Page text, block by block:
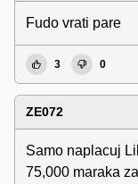
Fudo vrati pare
3 0
ZE072
Samo naplacuj
75,000 maraka